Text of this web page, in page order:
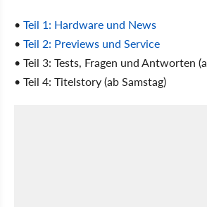
• Teil 1: Hardware und News
• Teil 2: Previews und Service
• Teil 3: Tests, Fragen und Antworten
• Teil 4: Titelstory (ab Samstag)